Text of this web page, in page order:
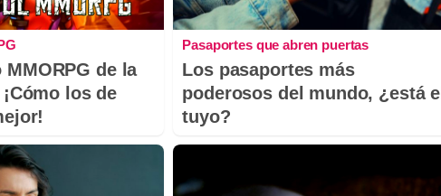
MMORPG de la
los de
Pasaportes que abren puertas
Los pasaportes más
poderosos del mundo, ¿está el
tuyo?